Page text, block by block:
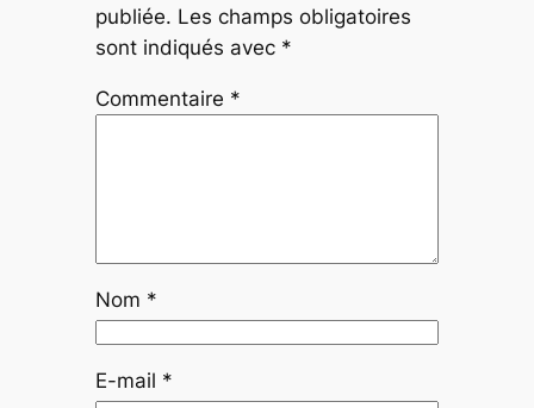
publiée. Les champs obligatoires
sont indiqués avec *
Commentaire *
Nom *
E-mail *